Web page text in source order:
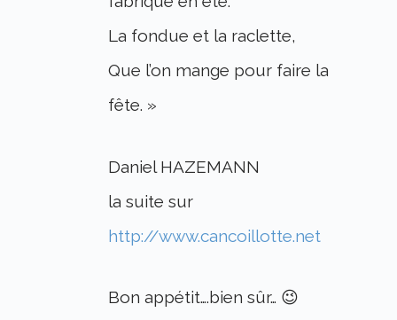
La fondue et la raclette,
Que l’on mange pour faire la
fête. »
Daniel HAZEMANN
la suite sur
http://www.cancoillotte.net
Bon appétit….bien sûr… 😉